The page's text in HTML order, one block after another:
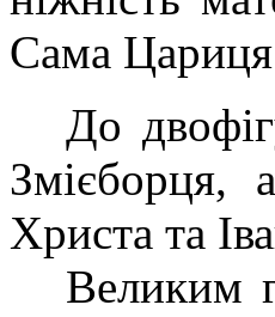
Сама Цариця
До
Змієборця,
Христа та
Великим